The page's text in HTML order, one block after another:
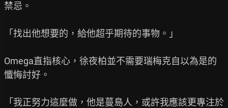
禁忌。
「找出他想要的，給他超乎期待的事物。」
Omega直指核心，徐夜柏並不需要瑞梅克自以為是的
懺悔討好。
「我正努力這麼做，他是蔓島人，或許我應該更專注於